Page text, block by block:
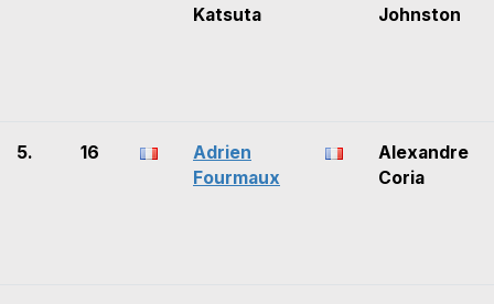
Katsuta
Johnston
5. 16
Adrien
Fourmaux
Alexandre
Coria